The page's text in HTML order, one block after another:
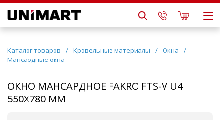
Каталог товаров / Кровельные материалы / Окна
/
Мансардные окна
ОКНО МАНСАРДНОЕ FAKRO FTS-V U4
550X780 ММ